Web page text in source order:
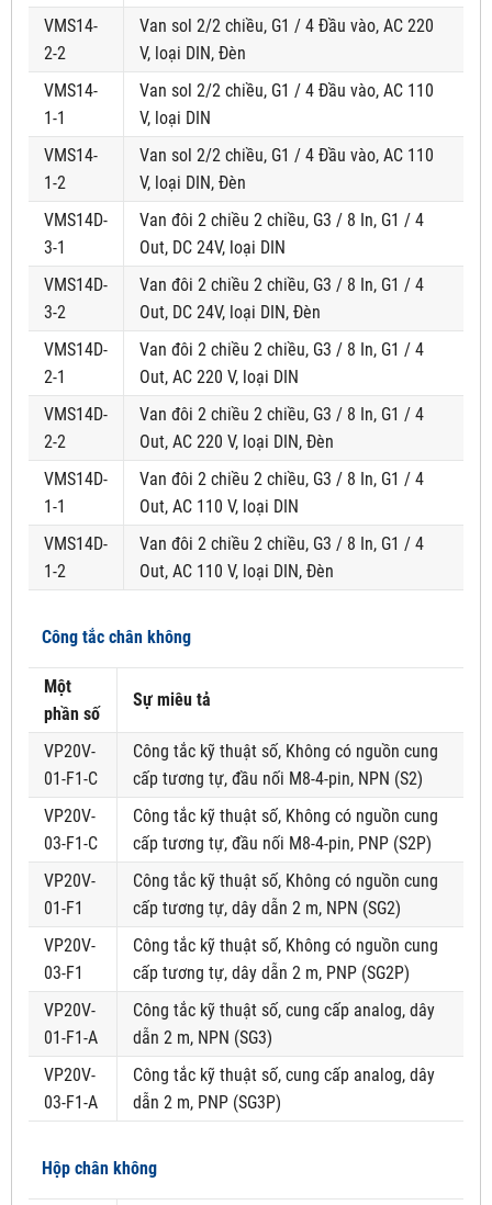
VMS14-
2-2
Van sol 2/2 chiều, G1 / 4 Đầu vào, AC 220
V, loại DIN, Đèn
VMS14-
1-1
Van sol 2/2 chiều, G1 / 4 Đầu vào, AC 110
V, loại DIN
VMS14-
1-2
Van sol 2/2 chiều, G1 / 4 Đầu vào, AC 110
V, loại DIN, Đèn
VMS14D-
3-1
Van đôi 2 chiều 2 chiều, G3 / 8 In, G1 / 4
Out, DC 24V, loại DIN
VMS14D-
3-2
Van đôi 2 chiều 2 chiều, G3 / 8 In, G1 / 4
Out, DC 24V, loại DIN, Đèn
VMS14D-
2-1
Van đôi 2 chiều 2 chiều, G3 / 8 In, G1 / 4
Out, AC 220 V, loại DIN
VMS14D-
2-2
Van đôi 2 chiều 2 chiều, G3 / 8 In, G1 / 4
Out, AC 220 V, loại DIN, Đèn
VMS14D-
1-1
Van đôi 2 chiều 2 chiều, G3 / 8 In, G1 / 4
Out, AC 110 V, loại DIN
VMS14D-
1-2
Van đôi 2 chiều 2 chiều, G3 / 8 In, G1 / 4
Out, AC 110 V, loại DIN, Đèn
Công tắc chân không
Một
phần số
Sự miêu tả
VP20V-
01-F1-C
Công tắc kỹ thuật số, Không có nguồn cung
cấp tương tự, đầu nối M8-4-pin, NPN (S2)
VP20V-
03-F1-C
Công tắc kỹ thuật số, Không có nguồn cung
cấp tương tự, đầu nối M8-4-pin, PNP (S2P)
VP20V-
01-F1
Công tắc kỹ thuật số, Không có nguồn cung
cấp tương tự, dây dẫn 2 m, NPN (SG2)
VP20V-
03-F1
Công tắc kỹ thuật số, Không có nguồn cung
cấp tương tự, dây dẫn 2 m, PNP (SG2P)
VP20V-
01-F1-A
Công tắc kỹ thuật số, cung cấp analog, dây
dẫn 2 m, NPN (SG3)
VP20V-
03-F1-A
Công tắc kỹ thuật số, cung cấp analog, dây
dẫn 2 m, PNP (SG3P)
Hộp chân không